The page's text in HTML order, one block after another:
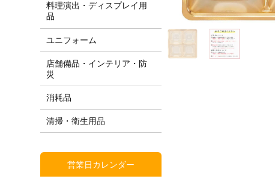
料理演出・ディスプレイ用
品
ユニフォーム
店舗備品・インテリア・防
災
消耗品
清掃・衛生用品
営業日カレンダー